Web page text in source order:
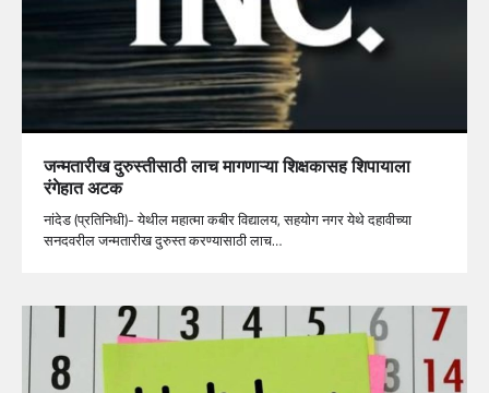
जन्मतारीख दुरुस्तीसाठी लाच मागणाऱ्या शिक्षकासह शिपायाला
रंगेहात अटक
नांदेड (प्रतिनिधी)- येथील महात्मा कबीर विद्यालय, सहयोग नगर येथे दहावीच्या
सनदवरील जन्मतारीख दुरुस्त करण्यासाठी लाच…